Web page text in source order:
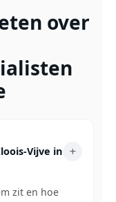
over
Vijve in
zit en hoe